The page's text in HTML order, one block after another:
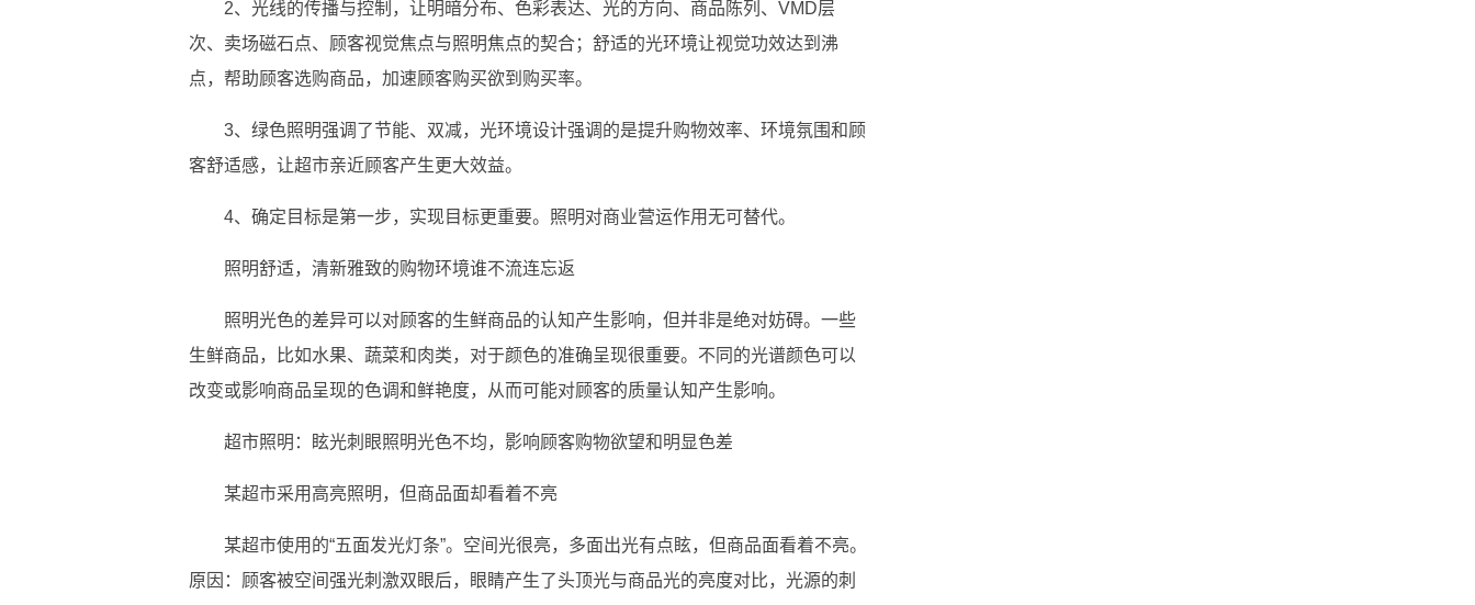
2、光线的传播与控制，让明暗分布、色彩表达、光的方向、商品陈列、VMD层
次、卖场磁石点、顾客视觉焦点与照明焦点的契合；舒适的光环境让视觉功效达到沸
点，帮助顾客选购商品，加速顾客购买欲到购买率。
3、绿色照明强调了节能、双减，光环境设计强调的是提升购物效率、环境氛围和顾
客舒适感，让超市亲近顾客产生更大效益。
4、确定目标是第一步，实现目标更重要。照明对商业营运作用无可替代。
照明舒适，清新雅致的购物环境谁不流连忘返
照明光色的差异可以对顾客的生鲜商品的认知产生影响，但并非是绝对妨碍。一些
生鲜商品，比如水果、蔬菜和肉类，对于颜色的准确呈现很重要。不同的光谱颜色可以
改变或影响商品呈现的色调和鲜艳度，从而可能对顾客的质量认知产生影响。
超市照明：眩光刺眼照明光色不均，影响顾客购物欲望和明显色差
某超市采用高亮照明，但商品面却看着不亮
某超市使用的“五面发光灯条”。空间光很亮，多面出光有点眩，但商品面看着不亮。
原因：顾客被空间强光刺激双眼后，眼睛产生了头顶光与商品光的亮度对比，光源的刺